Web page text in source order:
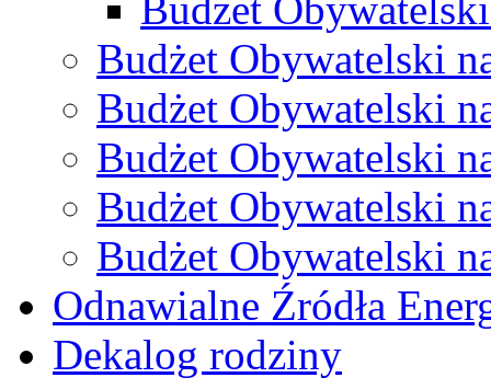
Budżet
Budżet Obywatelski
Budżet Obywatelski
Budżet Obywatelski
Budżet Obywatelski
Budżet Obywatelski
Odnawialne Źródła
Dekalog rodziny